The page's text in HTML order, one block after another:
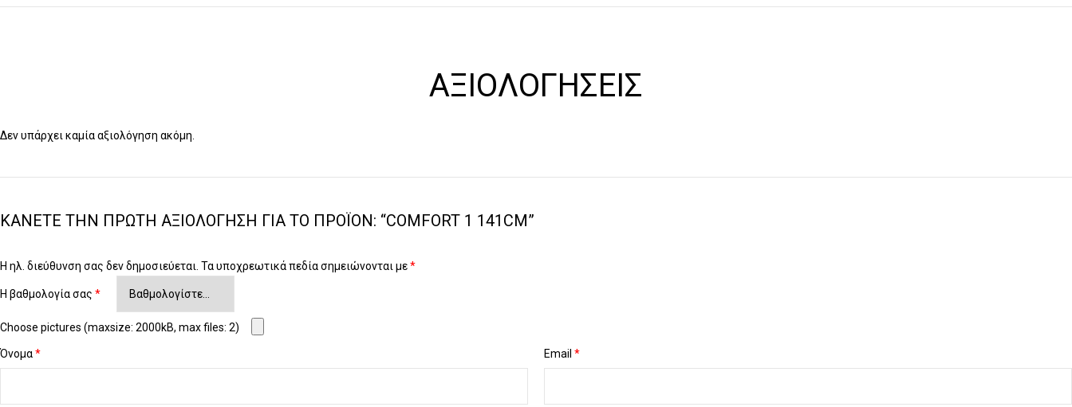
ΑΞΙΟΛΟΓΉΣΕΙΣ
Δεν υπάρχει καμία αξιολόγηση ακόμη.
ΚΆΝΕΤΕ ΤΗΝ ΠΡΏΤΗ ΑΞΙΟΛΌΓΗΣΗ ΓΙΑ ΤΟ ΠΡΟΪΌΝ: “COMFORT 1 141CM”
Η ηλ. διεύθυνση σας δεν δημοσιεύεται. Τα υποχρεωτικά πεδία σημειώνονται με*
Η βαθμολογία σας *
Choose pictures (maxsize: 2000kB, max files: 2)
Όνομα* Email *